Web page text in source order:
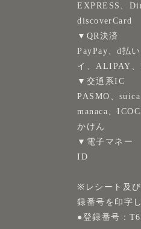
EXPRESS、
discoverCard
▼QR決済
PayPay、d払
イ、ALIPAY、
▼交通系IC
PASMO、
manaca、
かけん
▼電子マネー
ID
※レシート及
録番号を印字
●登録番号：